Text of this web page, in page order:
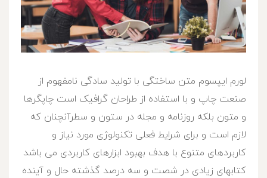
لورم ایپسوم متن ساختگی با تولید سادگی نامفهوم از
صنعت چاپ و با استفاده از طراحان گرافیک است چاپگرها
و متون بلکه روزنامه و مجله در ستون و سطرآنچنان که
لازم است و برای شرایط فعلی تکنولوژی مورد نیاز و
کاربردهای متنوع با هدف بهبود ابزارهای کاربردی می باشد
کتابهای زیادی در شصت و سه درصد گذشته حال و آینده